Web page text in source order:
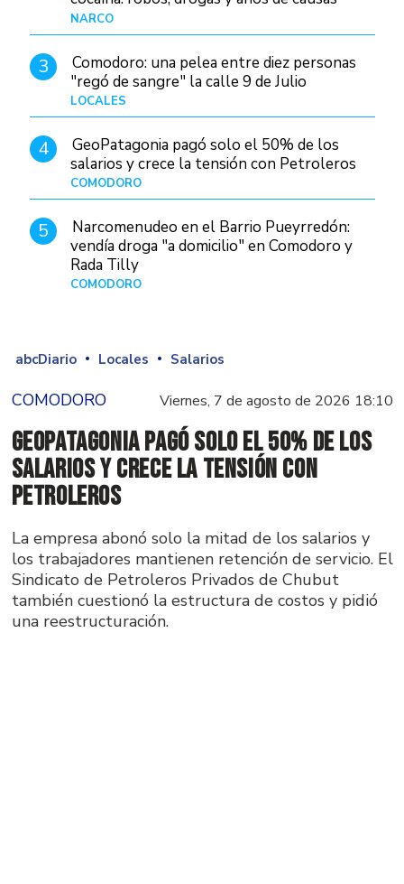
judiciales
NARCO
3
Comodoro: una pelea entre diez personas
"regó de sangre" la calle 9 de Julio
LOCALES
4
GeoPatagonia pagó solo el 50% de los
salarios y crece la tensión con Petroleros
COMODORO
5
Narcomenudeo en el Barrio Pueyrredón:
vendía droga "a domicilio" en Comodoro y
Rada Tilly
COMODORO
abcDiario Locales Salarios
COMODORO Viernes, 7 de agosto de 2026 18:10
GeoPatagonia pagó solo el 50% de los
salarios y crece la tensión con
Petroleros
La empresa abonó solo la mitad de los salarios y
los trabajadores mantienen retención de servicio. El
Sindicato de Petroleros Privados de Chubut
también cuestionó la estructura de costos y pidió
una reestructuración.